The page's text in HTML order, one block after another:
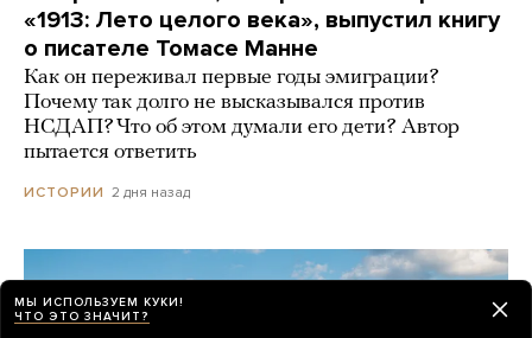
«1913: Лето целого века», выпустил книгу
о писателе Томасе Манне
Как он переживал первые годы эмиграции?
Почему так долго не высказывался против
НСДАП? Что об этом думали его дети? Автор
пытается ответить
ИСТОРИИ 2 дня назад
МЫ ИСПОЛЬЗУЕМ КУКИ!
ЧТО ЭТО ЗНАЧИТ?